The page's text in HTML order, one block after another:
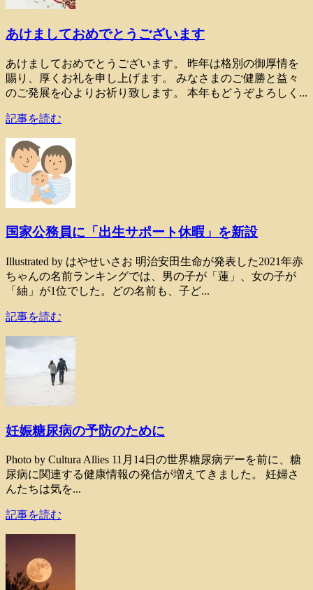
あけましておめでとうございます
あけましておめでとうございます。 昨年は格別の御厚情を
賜り、厚くお礼を申し上げます。 みなさまのご健勝と益々
のご発展を心よりお祈り致します。 本年もどうぞよろしく...
記事を読む
国家公務員に「出生サポート休暇」を新設
Illustrated by はやせいさお 明治安田生命が発表した2021年赤
ちゃんの名前ランキングでは、男の子が「蓮」、女の子が
「紬」が1位でした。どの名前も、子ど...
記事を読む
妊娠糖尿病の予防のために
Photo by Cultura Allies 11月14日の世界糖尿病デーを前に、糖
尿病に関連する健康情報の発信が増えてきました。 妊婦さ
んたちは気を...
記事を読む